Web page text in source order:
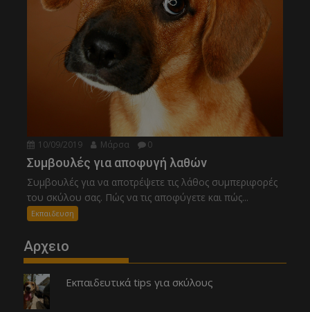
10/09/2019 Μάρσα 0
Συμβουλές για αποφυγή λαθών
Συμβουλές για να αποτρέψετε τις λάθος συμπεριφορές
του σκύλου σας. Πώς να τις αποφύγετε και πώς...
Εκπαιδευση
Αρχειο
Εκπαιδευτικά tips για σκύλους